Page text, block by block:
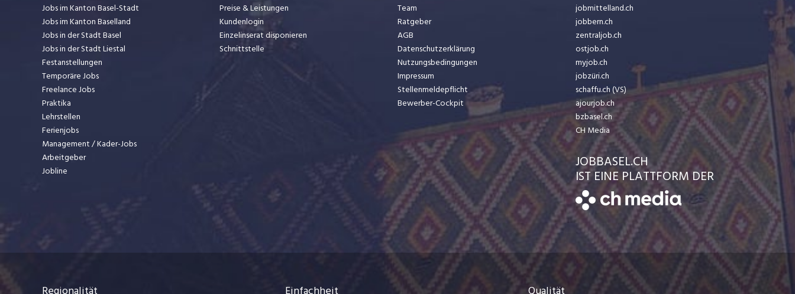
Jobs im Kanton Basel-Stadt
Jobs im Kanton Baselland
Jobs in der Stadt Basel
Jobs in der Stadt Liestal
Festanstellungen
Temporäre Jobs
Freelance Jobs
Praktika
Lehrstellen
Ferienjobs
Management / Kader-Jobs
Arbeitgeber
Jobline
Preise & Leistungen
Kundenlogin
Einzelinserat disponieren
Schnittstelle
Team
Ratgeber
AGB
Datenschutzerklärung
Nutzungsbedingungen
Impressum
Stellenmeldepflicht
Bewerber-Cockpit
jobmittelland.ch
jobbern.ch
zentraljob.ch
ostjob.ch
myjob.ch
jobzüri.ch
schaffu.ch (VS)
ajourjob.ch
bzbasel.ch
CH Media
JOBBASEL.CH
IST EINE PLATTFORM DER